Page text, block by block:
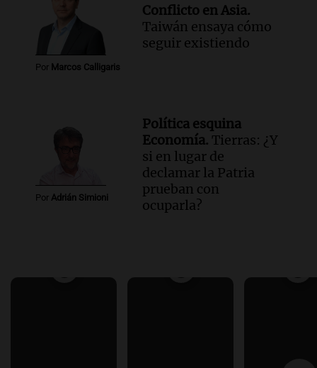
Por Marcos Calligaris
Conflicto en Asia.
Taiwán ensaya cómo
seguir existiendo
Por Adrián Simioni
Política esquina
Economía. Tierras: ¿Y
si en lugar de
declamar la Patria
prueban con
ocuparla?